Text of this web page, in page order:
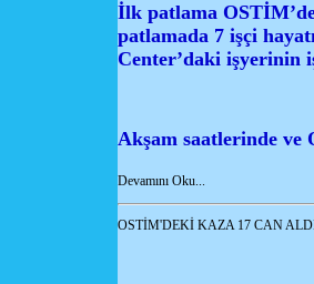
İlk patlama
patlamada 7 işçi
Center’daki işyerinin
Akşam saatlerinde ve
Devamını Oku...
OSTİM'DEKİ KAZA 17 CAN